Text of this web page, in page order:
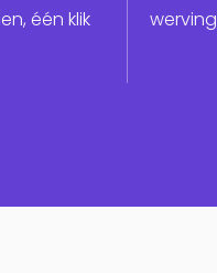
één klik